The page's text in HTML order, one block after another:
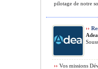
pilotage de notre
››
Adea
›› Vos missions